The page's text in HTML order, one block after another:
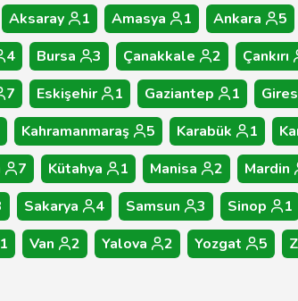
Aksaray 1 Amasya 1 Ankara 5
4 Bursa 3 Çanakkale 2 Çankırı
7 Eskişehir 1 Gaziantep 1
Kahramanmaraş 5 Karabük 1
7 Kütahya 1 Manisa 2 Mardin
Sakarya 4 Samsun 3 Sinop 1
1 Van 2 Yalova 2 Yozgat 5